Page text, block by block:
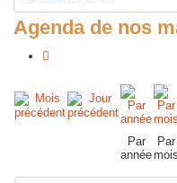
Agenda de nos
Par
année
Par
mois